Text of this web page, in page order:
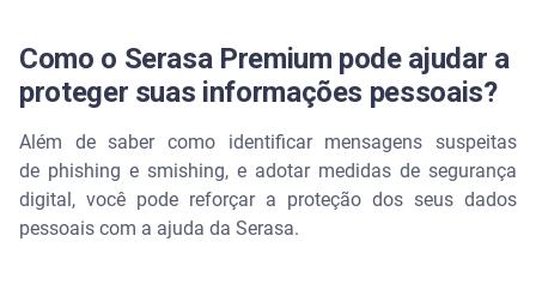
Como o Serasa Premium pode ajudar a
proteger suas informações pessoais?
Além de saber como identificar mensagens suspeitas
de phishing e smishing, e adotar medidas de segurança
digital, você pode reforçar a proteção dos seus dados
pessoais com a ajuda da Serasa.